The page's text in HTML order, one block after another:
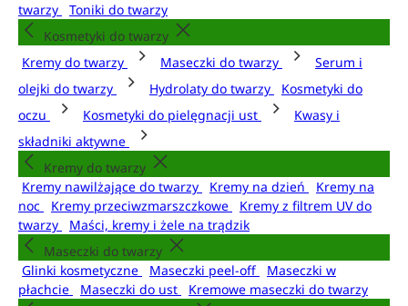
twarzy
Toniki do twarzy
Kosmetyki do twarzy
Kremy do twarzy
Maseczki do twarzy
Serum i
olejki do twarzy
Hydrolaty do twarzy
Kosmetyki do
oczu
Kosmetyki do pielęgnacji ust
Kwasy i
składniki aktywne
Kremy do twarzy
Kremy nawilżające do twarzy
Kremy na dzień
Kremy na
noc
Kremy przeciwzmarszczkowe
Kremy z filtrem UV do
twarzy
Maści, kremy i żele na trądzik
Maseczki do twarzy
Glinki kosmetyczne
Maseczki peel-off
Maseczki w
płachcie
Maseczki do ust
Kremowe maseczki do twarzy